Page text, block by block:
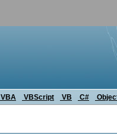
VBScript VB C#